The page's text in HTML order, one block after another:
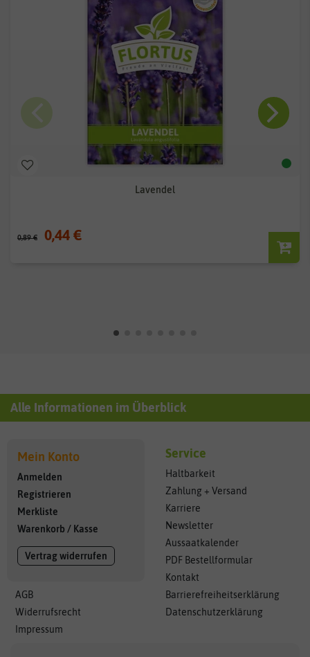
Lavendel
0,89 € 0,44 €
Alle Informationen im Überblick
Mein Konto
Anmelden
Registrieren
Merkliste
Warenkorb / Kasse
Vertrag widerrufen
AGB
Widerrufsrecht
Impressum
Service
Haltbarkeit
Zahlung + Versand
Karriere
Newsletter
Aussaatkalender
PDF Bestellformular
Kontakt
Barrierefreiheitserklärung
Datenschutzerklärung